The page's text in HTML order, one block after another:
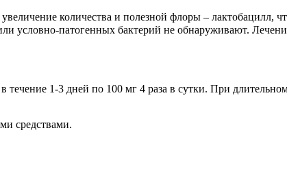
количества и полезной флоры – лактобацилл,
условно-патогенных бактерий не обнаруживают.
1-3 дней по 100 мг 4 раза в сутки. При
средствами.